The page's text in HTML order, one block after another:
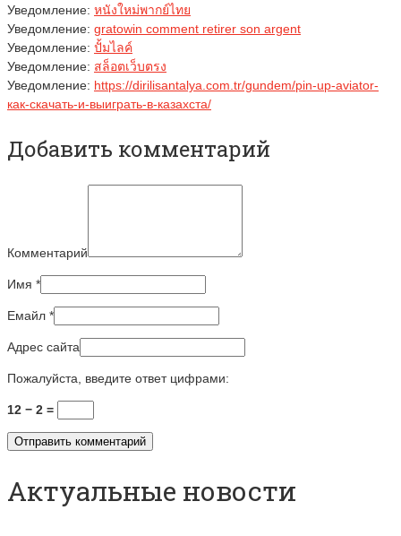
Уведомление: หนังใหม่พากย์ไทย
Уведомление: gratowin comment retirer son argent
Уведомление: ปั้มไลค์
Уведомление: สล็อตเว็บตรง
Уведомление: https://dirilisantalya.com.tr/gundem/pin-up-aviator-
как-скачать-и-выиграть-в-казахста/
Добавить комментарий
Комментарий
Имя *
Емайл *
Адрес сайта
Пожалуйста, введите ответ цифрами:
12 − 2 =
Актуальные новости